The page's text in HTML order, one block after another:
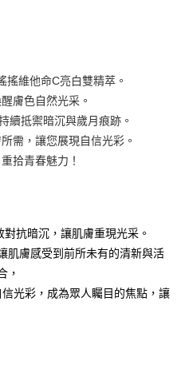
運費
運費
搖維他命C亮白雙精萃。
膚色自然光采。
續抵禦暗沉與歲月痕跡。
需，讓您展現自信光彩。
拾青春魅力！
抗暗沉，讓肌膚重現光采。
肌膚感受到前所未有的清新與活
，
光彩，成為眾人矚目的焦點，讓